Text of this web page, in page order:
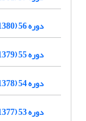
دوره 56 (1380)
دوره 55 (1379)
دوره 54 (1378)
دوره 53 (1377)